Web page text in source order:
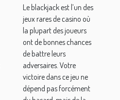
Le blackjack est l’un des
jeux rares de casino où
la plupart des joueurs
ont de bonnes chances
de battre leurs
adversaires. Votre
victoire dans ce jeu ne
dépend pas forcément